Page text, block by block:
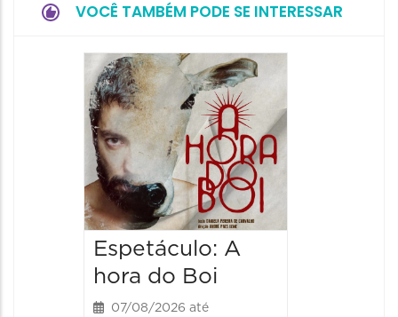
VOCÊ TAMBÉM PODE SE INTERESSAR
Espetáculo: A
hora do Boi
07/08/2026 até